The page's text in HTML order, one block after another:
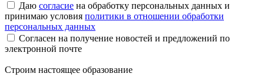
Даю согласие на обработку персональных данных и
принимаю условия политики в отношении обработки
персональных данных
Согласен на получение новостей и предложений по
электронной почте
Строим настоящее образование